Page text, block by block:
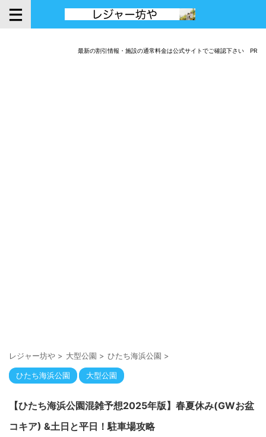
最新の割引情報・施設の通常料金は公式サイトでご確認下さい PR
レジャー坊や > 大型公園 > ひたち海浜公園 >
ひたち海浜公園 大型公園
【ひたち海浜公園混雑予想2025年版】春夏休み(GWお盆
コキア) &土日と平日！駐車場攻略